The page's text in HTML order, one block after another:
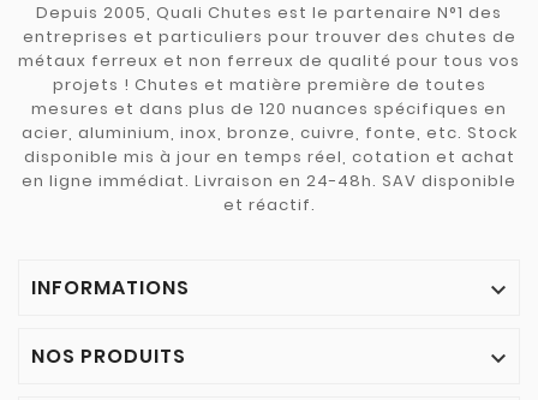
Depuis 2005, Quali Chutes est le partenaire N°1 des
entreprises et particuliers pour trouver des chutes de
métaux ferreux et non ferreux de qualité pour tous vos
projets ! Chutes et matière première de toutes
mesures et dans plus de 120 nuances spécifiques en
acier, aluminium, inox, bronze, cuivre, fonte, etc. Stock
disponible mis à jour en temps réel, cotation et achat
en ligne immédiat. Livraison en 24-48h. SAV disponible
et réactif.
INFORMATIONS 
NOS PRODUITS 